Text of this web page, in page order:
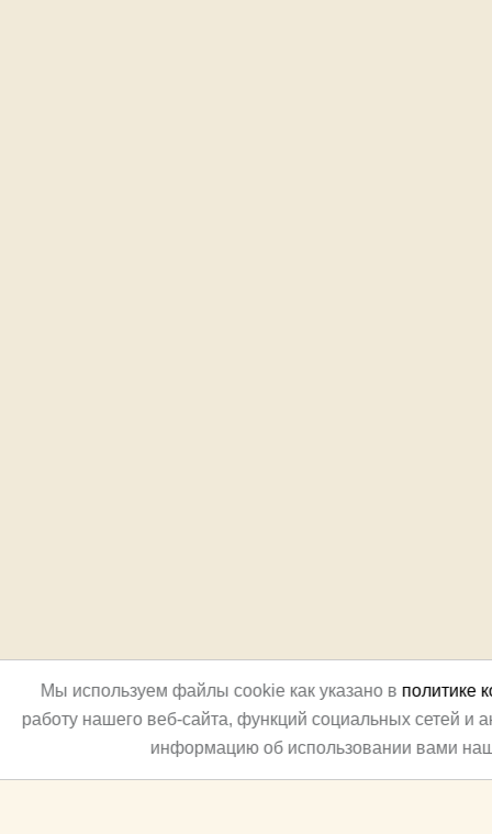
Мы используем файлы cookie как указано в политике
работу нашего веб-сайта, функций социальных сетей и
информацию об использовании вами